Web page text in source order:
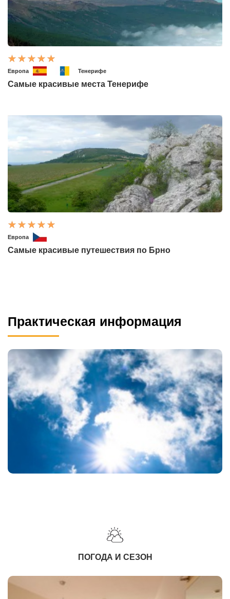
Европа Тенерифе
Самые красивые места Тенерифе
Европа
Самые красивые путешествия по Брно
Практическая информация
ПОГОДА И СЕЗОН